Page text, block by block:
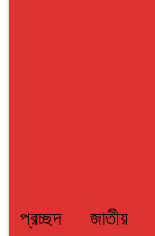
প্রচ্ছদ জাতীয়